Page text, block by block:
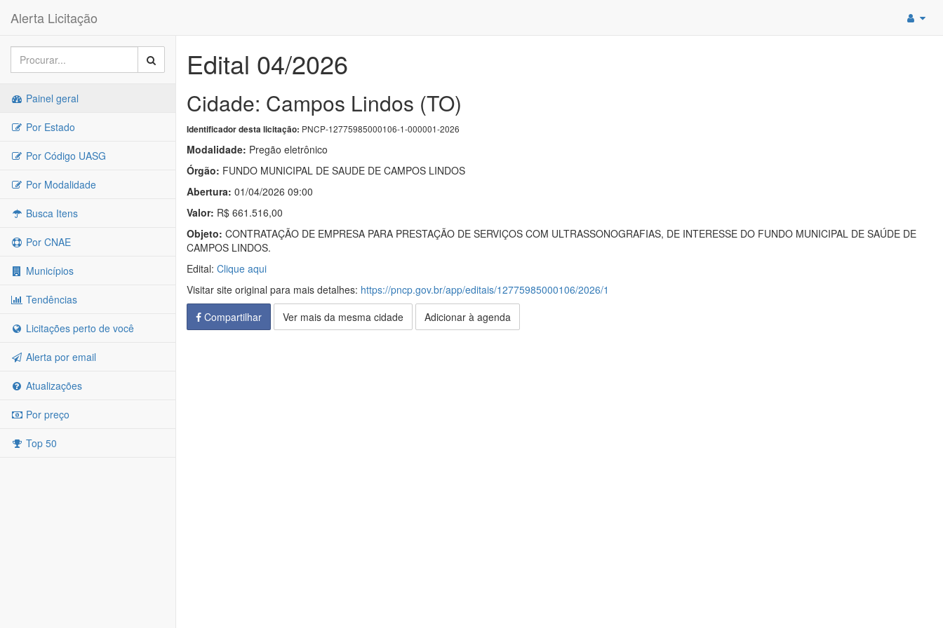
Alerta Licitação
Painel geral
Por Estado
Por Código UASG
Por Modalidade
Busca Itens
Por CNAE
Municípios
Tendências
Licitações perto de você
Alerta por email
Atualizações
Por preço
Top 50
Edital 04/2026
Cidade: Campos Lindos (TO)
Identificador desta licitação: PNCP-12775985000106-1-000001-2026
Modalidade: Pregão eletrônico
Órgão: FUNDO MUNICIPAL DE SAUDE DE CAMPOS LINDOS
Abertura: 01/04/2026 09:00
Valor: R$ 661.516,00
Objeto: CONTRATAÇÃO DE EMPRESA PARA PRESTAÇÃO DE SERVIÇOS COM ULTRASSONOGRAFIAS, DE INTERESSE DO FUNDO MUNICIPAL DE SAÚDE DE
CAMPOS LINDOS.
Edital: Clique aqui
Visitar site original para mais detalhes: https://pncp.gov.br/app/editais/12775985000106/2026/1
Compartilhar
Ver mais da mesma cidade Adicionar à agenda